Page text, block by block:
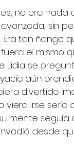
no era nada
sin
tan ñango
el mismo
Lidia se
aún
divertido
viera irse sería
mente seguía
desde